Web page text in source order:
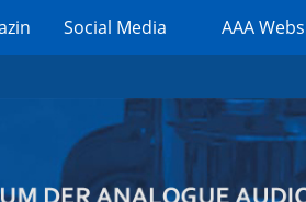
Social Media AAA